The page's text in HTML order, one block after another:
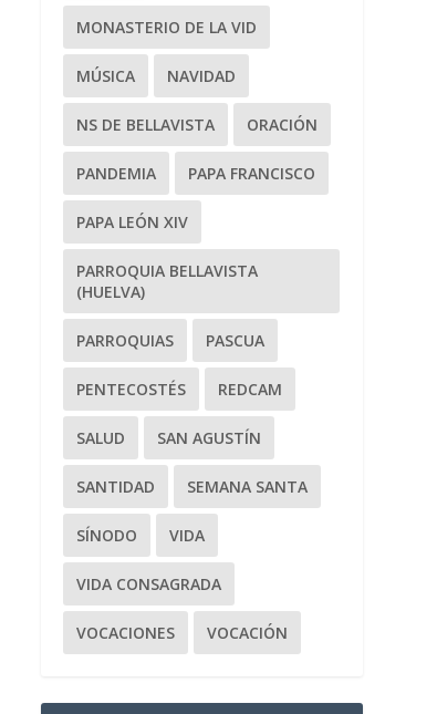
MONASTERIO DE LA VID
MÚSICA NAVIDAD
NS DE BELLAVISTA ORACIÓN
PANDEMIA PAPA FRANCISCO
PAPA LEÓN XIV
PARROQUIA BELLAVISTA
(HUELVA)
PARROQUIAS PASCUA
PENTECOSTÉS REDCAM
SALUD SAN AGUSTÍN
SANTIDAD SEMANA SANTA
SÍNODO VIDA
VIDA CONSAGRADA
VOCACIONES VOCACIÓN